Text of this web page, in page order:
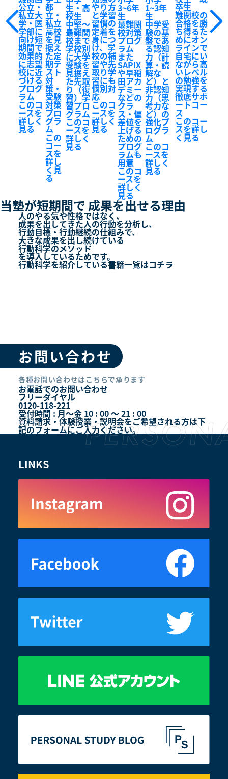
公立・
私立大
学・医
学部に
向け短
期間で
効果的
に志望
校に近
づける
プログ
ラム
このコ
ースを
詳しく
見る
都
立・
私立
高校
を見
据え
た定
期テ
スト
対
策・
受験
対策
プロ
グラ
ム
この
コー
スを
詳し
く見
る
生・高
校生
中堅～
最難関
校まで
学校別
に大学
受験を
見据え
た先取
り（復
習）学
習プロ
グラム
このコ
ースを
詳しく
見る
やり方
と学習
習慣の
定着を
身につ
け、学
校の補
習や先
取り学
習にも
個別対
応
このコ
ースを
詳しく
見る
3~6年
生
最難関
校対策
プログ
ラム
また
SAPIX
や早稲
田アカ
デミー
などの
クラ
ス・偏
差値を
上げる
ための
プログ
ラムも
用意
このコ
ースを
詳しく
見る
1~3年
生
中学受
験の基
盤であ
る認知
力（計
算・読
解な
ど）と
非認知
力（思
考力な
ど）の
強化プ
ログラ
ム
このコ
ースを
詳しく
見る
卒生
難関校の
合格を勝
ち得るた
めにオン
ラインで
自宅にい
ながら高
いレベル
の勉強を
実現する
徹底サポ
ートコー
ス
このコー
スを詳し
く見る
当塾が短期間で 成果を出せる理由
人のやる気や性格ではなく、
成果を出してきた人の行動を分析し、
行動目標・行動継続の仕組みで、
大きな成果を出し続けている
行動科学のメソッド
を導入しているためです。
行動科学を紹介している書籍一覧はコチラ
お問い合わせ
各種お問い合わせはこちらで承ります
お電話でのお問い合わせ
フリーダイヤル
0120-118-221
受付時間 : 月～金 10 : 00 ～ 21 : 00
資料請求・体験授業・説明会をご希望される方は下
記のフォームにご入力ください。
LINKS